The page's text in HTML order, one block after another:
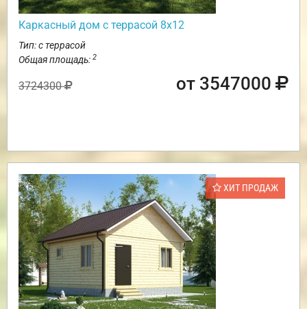
Каркасный дом с террасой 8х12
Тип: с террасой
Общая площадь: 2
3724300 от 3547000
ХИТ ПРОДАЖ